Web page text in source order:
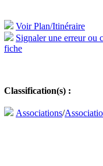
Voir Plan/Itinéraire
Signaler une erreur ou
fiche
Classification(s) :
Associations/